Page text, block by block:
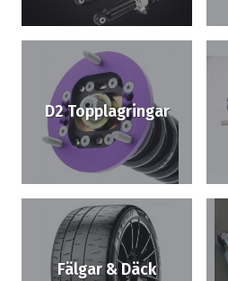
D2 Topplagringar
Fälgar & Däck